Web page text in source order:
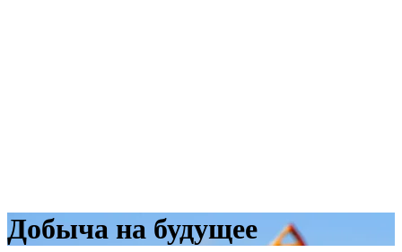
Добыча на будущее